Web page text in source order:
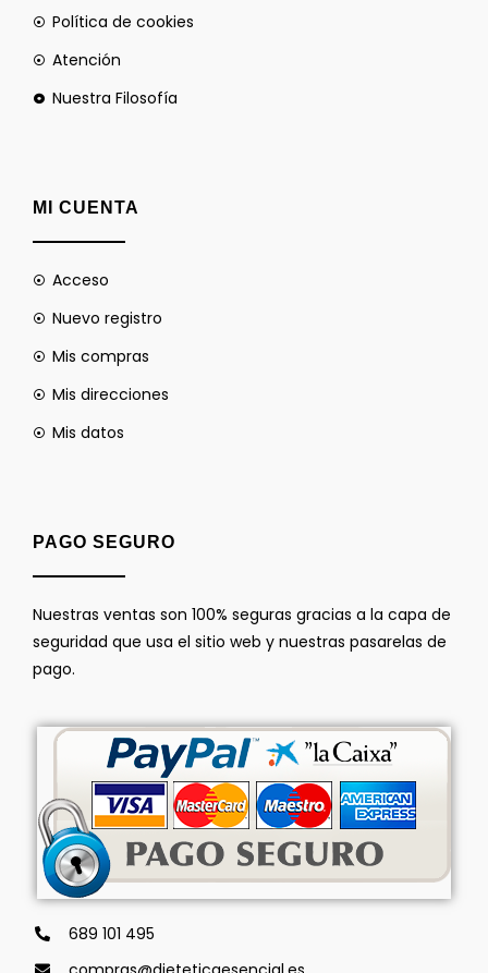
Política de cookies
Atención
Nuestra Filosofía
MI CUENTA
Acceso
Nuevo registro
Mis compras
Mis direcciones
Mis datos
PAGO SEGURO
Nuestras ventas son 100% seguras gracias a la capa de
seguridad que usa el sitio web y nuestras pasarelas de
pago.
689 101 495